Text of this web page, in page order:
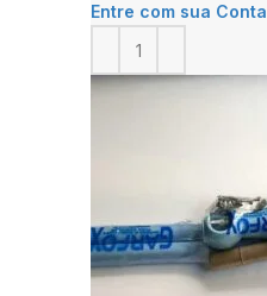
Entre com sua Conta